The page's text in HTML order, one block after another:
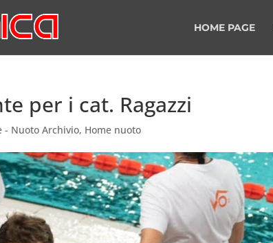
HOME PAGE
per i cat. Ragazzi
- Nuoto Archivio, Home nuoto